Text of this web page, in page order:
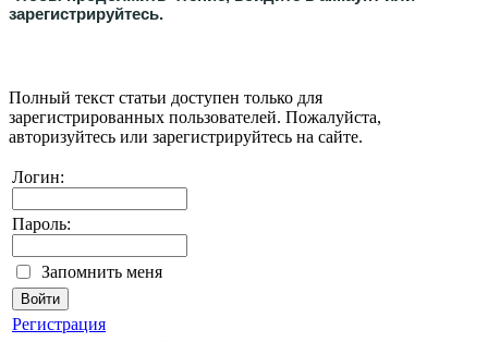
зарегистрируйтесь.
Полный текст статьи доступен только для
зарегистрированных пользователей. Пожалуйста,
авторизуйтесь или зарегистрируйтесь на сайте.
Логин:
Пароль:
Запомнить меня
Регистрация